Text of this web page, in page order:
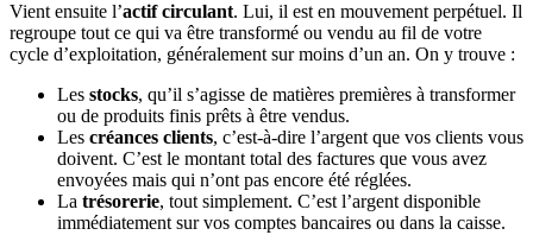
Vient ensuite l’actif circulant. Lui, il est en mouvement perpétuel. Il
regroupe tout ce qui va être transformé ou vendu au fil de votre
cycle d’exploitation, généralement sur moins d’un an. On y trouve :
Les stocks, qu’il s’agisse de matières premières à transformer
ou de produits finis prêts à être vendus.
Les créances clients, c’est-à-dire l’argent que vos clients vous
doivent. C’est le montant total des factures que vous avez
envoyées mais qui n’ont pas encore été réglées.
La trésorerie, tout simplement. C’est l’argent disponible
immédiatement sur vos comptes bancaires ou dans la caisse.